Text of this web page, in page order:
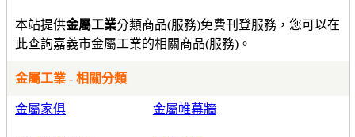
本站提供金屬工業分類商品(服務)免費刊登服務，您可以在
此查詢嘉義市金屬工業的相關商品(服務)。
金屬工業 - 相關分類
金屬家俱 金屬帷幕牆